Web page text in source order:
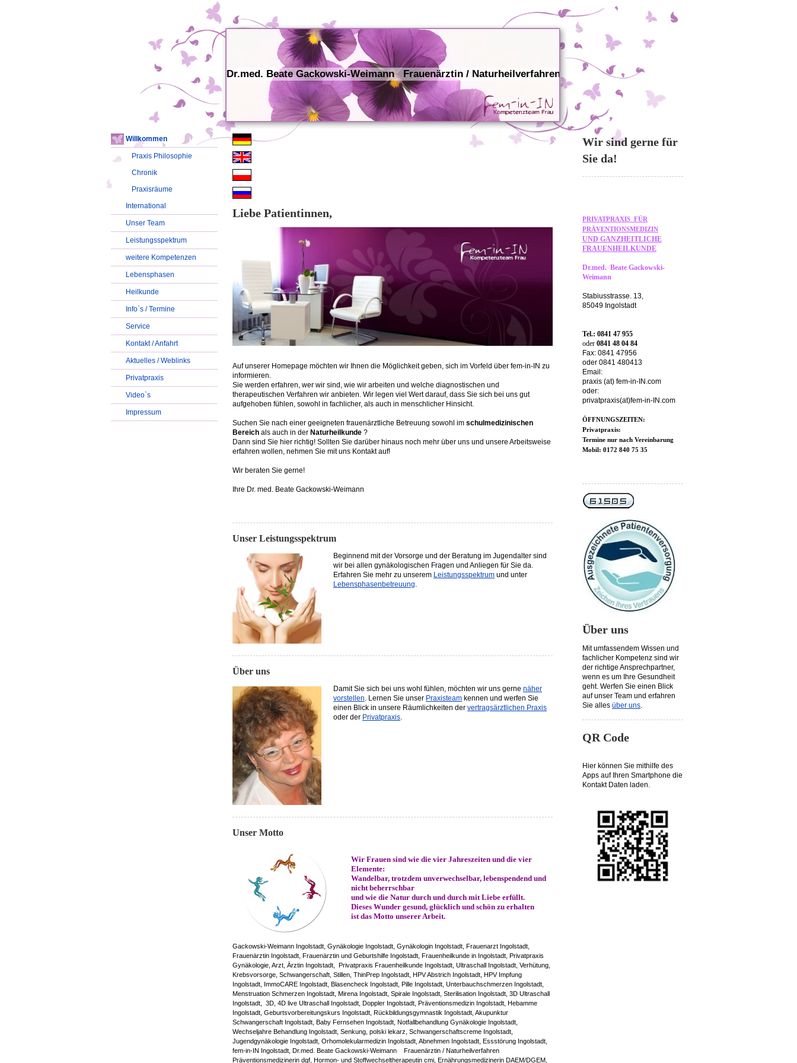
Dr.med. Beate Gackowski-Weimann Frauenärztin / Naturheilverfahren
Willkommen
Praxis Philosophie
Chronik
Praxisräume
International
Unser Team
Leistungsspektrum
weitere Kompetenzen
Lebensphasen
Heilkunde
Info`s / Termine
Service
Kontakt / Anfahrt
Aktuelles / Weblinks
Privatpraxis
Video`s
Impressum
Liebe Patientinnen,
Auf unserer Homepage möchten wir Ihnen die Möglichkeit geben, sich im Vorfeld über fem-in-IN zu
informieren.
Sie werden erfahren, wer wir sind, wie wir arbeiten und welche diagnostischen und
therapeutischen Verfahren wir anbieten. Wir legen viel Wert darauf, dass Sie sich bei uns gut
aufgehoben fühlen, sowohl in fachlicher, als auch in menschlicher Hinsicht.
Suchen Sie nach einer geeigneten frauenärztliche Betreuung sowohl im schulmedizinischen
Bereich als auch in der Naturheilkunde ?
Dann sind Sie hier richtig! Sollten Sie darüber hinaus noch mehr über uns und unsere Arbeitsweise
erfahren wollen, nehmen Sie mit uns Kontakt auf!
Wir beraten Sie gerne!
Ihre Dr. med. Beate Gackowski-Weimann
Unser Leistungsspektrum
Beginnend mit der Vorsorge und der Beratung im Jugendalter sind
wir bei allen gynäkologischen Fragen und Anliegen für Sie da.
Erfahren Sie mehr zu unserem Leistungsspektrum und unter
Lebensphasenbetreuung.
Über uns
Damit Sie sich bei uns wohl fühlen, möchten wir uns gerne näher
vorstellen. Lernen Sie unser Praxisteam kennen und werfen Sie
einen Blick in unsere Räumlichkeiten der vertragsärztlichen Praxis
oder der Privatpraxis.
Unser Motto
Wir Frauen sind wie die vier Jahreszeiten und die vier
Elemente:
Wandelbar, trotzdem unverwechselbar, lebenspendend und
nicht beherrschbar
und wie die Natur durch und durch mit Liebe erfüllt.
Dieses Wunder gesund, glücklich und schön zu erhalten
ist das Motto unserer Arbeit.
Gackowski-Weimann Ingolstadt, Gynäkologie Ingolstadt, Gynäkologin Ingolstadt, Frauenarzt Ingolstadt,
Frauenärztin Ingolstadt, Frauenärztin und Geburtshilfe Ingolstadt, Frauenheilkunde in Ingolstadt, Privatpraxis
Gynäkologie, Arzt, Ärztin Ingolstadt, Privatpraxis Frauenheilkunde Ingolstadt, Ultraschall Ingolstadt, Verhütung,
Krebsvorsorge, Schwangerschaft, Stillen, ThinPrep Ingolstadt, HPV Abstrich Ingolstadt, HPV Impfung
Ingolstadt, ImmoCARE Ingolstadt, Blasencheck Ingolstadt, Pille Ingolstadt, Unterbauchschmerzen Ingolstadt,
Menstruation Schmerzen Ingolstadt, Mirena Ingolstadt, Spirale Ingolstadt, Sterilisation Ingolstadt, 3D Ultraschall
Ingolstadt, 3D, 4D live Ultraschall Ingolstadt, Doppler Ingolstadt, Präventionsmedizin Ingolstadt, Hebamme
Ingolstadt, Geburtsvorbereitungskurs Ingolstadt, Rückbildungsgymnastik Ingolstadt, Akupunktur
Schwangerschaft Ingolstadt, Baby Fernsehen Ingolstadt, Notfallbehandlung Gynäkologie Ingolstadt,
Wechseljahre Behandlung Ingolstadt, Senkung, polski lekarz, Schwangerschaftscreme Ingolstadt,
Jugendgynäkologie Ingolstadt, Orhomolekularmedizin Ingolstadt, Abnehmen Ingolstadt, Essstörung Ingolstadt,
fem-in-IN Ingolstadt, Dr.med. Beate Gackowski-Weimann Frauenärztin / Naturheilverfahren
Präventionsmedizinerin dgf, Hormon- und Stoffwechseltherapeutin cmi, Ernährungsmedizinerin DAEM/DGEM,
Wir sind gerne für
Sie da!
PRIVATPRAXIS FÜR
PRÄVENTIONSMEDIZIN
UND GANZHEITLICHE
FRAUENHEILKUNDE
Dr.med. Beate Gackowski-
Weimann
Stabiusstrasse. 13,
85049 Ingolstadt
Tel.: 0841 47 955
oder 0841 48 04 84
Fax: 0841 47956
oder 0841 480413
Email:
praxis (at) fem-in-IN.com
oder:
privatpraxis(at)fem-in-IN.com
ÖFFNUNGSZEITEN:
Privatpraxis:
Termine nur nach Vereinbarung
Mobil: 0172 840 75 35
Über uns
Mit umfassendem Wissen und
fachlicher Kompetenz sind wir
der richtige Ansprechpartner,
wenn es um Ihre Gesundheit
geht. Werfen Sie einen Blick
auf unser Team und erfahren
Sie alles über uns.
QR Code
Hier können Sie mithilfe des
Apps auf Ihren Smartphone die
Kontakt Daten laden.